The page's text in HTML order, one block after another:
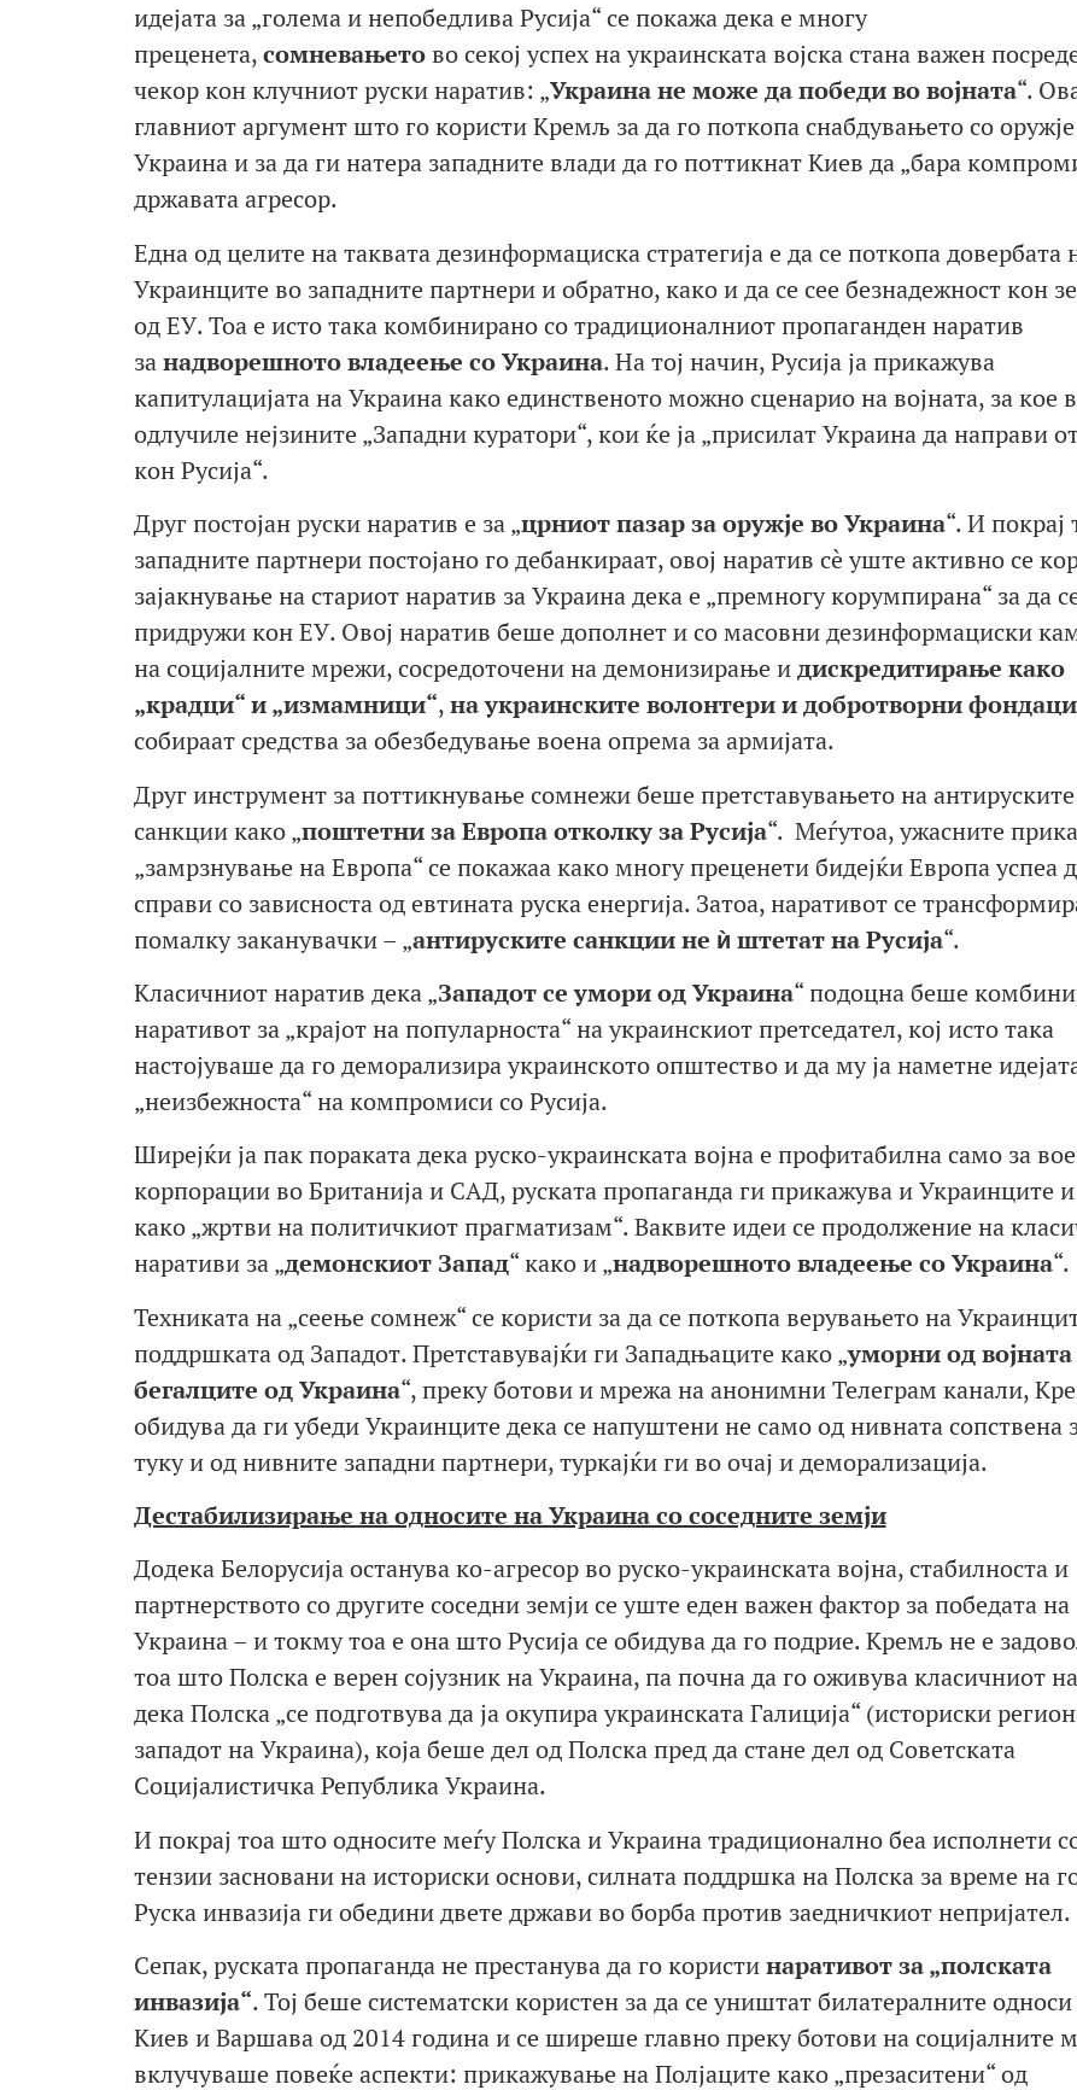
идејата за „голема и непобедлива Русија“ се покажа дека е многу
преценета,сомневањетово секој успех на украинската војска стана важен
чекор кон клучниот руски наратив: „Украина не може да победи во војната“.
главниот аргумент што го користи Кремљ за да го поткопа снабдувањето со оружје
Украина и за да ги натера западните влади да го поттикнат Киев да „бара
државата агресор.
Една од целите на таквата дезинформациска стратегија е да се поткопа довербата
Украинците во западните партнери и обратно, како и да се сее безнадежност кон
од ЕУ. Тоа е исто така комбинирано со традиционалниот пропаганден наратив
занадворешнотовладеење со Украина. На тој начин, Русија ја прикажува
капитулацијата на Украина како единственото можно сценарио на војната, за кое
одлучиле нејзините „Западни куратори“, кои ќе ја „присилат Украина да направи
кон Русија“.
Друг постојан руски наратив е за „црниот пазарза оружје во Украина“. И покрај
западните партнери постојано го дебанкираат, овој наратив сè уште активно се
зајакнување на стариот наратив за Украина дека е „премногу корумпирана“ за да
придружи кон ЕУ. Овој наратив беше дополнет и со масовни дезинформациски
на социјалните мрежи, сосредоточени на демонизирање идискредитирање како
„крадци“ и „измамници“,наукраинските волонтери и добротворни
собираат средства за обезбедување воена опрема за армијата.
Друг инструмент за поттикнување сомнежи беше претставувањето на антируските
санкции како „поштетни за Европа отколку за Русија“. Меѓутоа, ужасните
„замрзнување на Европа“ се покажаа како многу преценети бидејќи Европа успеа
справи со зависноста од евтината руска енергија. Затоа, наративот се
помалку заканувачки – „антируските санкции не ѝ штетат на Русија“.
Класичниот наратив дека „Западот се умори од Украина“ подоцна беше
наративот за „крајот на популарноста“ на украинскиот претседател, кој исто така
настојуваше да го деморализира украинското општество и да му ја наметне
„неизбежноста“ на компромиси со Русија.
Ширејќи ја пак пораката дека руско-украинската војна е профитабилна само за
корпорации во Британија и САД, руската пропаганда ги прикажува и Украинците
како „жртви на политичкиот прагматизам“. Ваквите идеи се продолжение на
наративи за „демонскиот Запад“ како и „надворешното владеење со Украина“.
Техниката на „сеење сомнеж“ се користи за да се поткопа верувањето на
поддршката од Западот. Претставувајќи ги Западњаците како „уморни од
бегалците од Украина“, преку ботови и мрежа на анонимни Телеграм канали,
обидува да ги убеди Украинците дека се напуштени не само од нивната сопствена
туку и од нивните западни партнери, туркајќи ги во очај и деморализација.
Дестабилизирање на односите на Украина со соседните земји
Додека Белорусија останува ко-агресор во руско-украинската војна, стабилноста и
партнерството со другите соседни земји се уште еден важен фактор за победата на
Украина – и токму тоа е она што Русија се обидува да го подрие. Кремљ не е
тоа што Полска е верен сојузник на Украина, па почна да го оживува класичниот
дека Полска „се подготвува да ја окупира украинската Галиција“ (историски
западот на Украина), која беше дел од Полска пред да стане дел од Советската
Социјалистичка Република Украина.
И покрај тоа што односите меѓу Полска и Украина традиционално беа исполнети
тензии засновани на историски основи, силната поддршка на Полска за време на
Руска инвазија ги обедини двете држави во борба против заедничкиот непријател.
Сепак, руската пропаганда не престанува да го користинаративот за „полската
инвазија“. Тој беше систематски користен за да се уништат билатералните
Киев и Варшава од 2014 година и се ширеше главно преку ботови на социјалните
вклучуваше повеќе аспекти: прикажување на Полјаците како „презаситени“ од